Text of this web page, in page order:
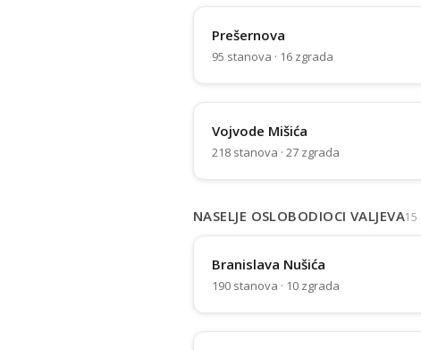
Prešernova
95 stanova · 16 zgrada
Vojvode Mišića
218 stanova · 27 zgrada
NASELJE OSLOBODIOCI VALJEVA15
Branislava Nušića
190 stanova · 10 zgrada